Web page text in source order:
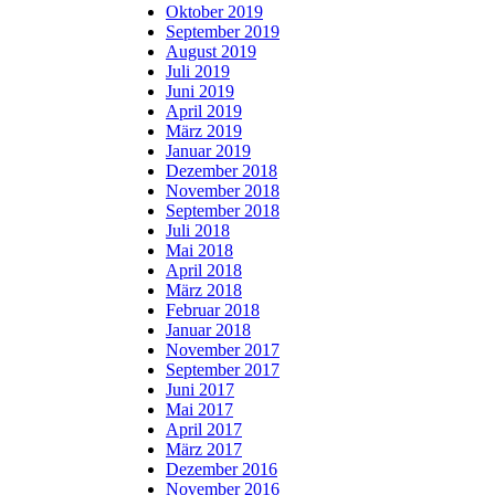
Oktober 2019
September 2019
August 2019
Juli 2019
Juni 2019
April 2019
März 2019
Januar 2019
Dezember 2018
November 2018
September 2018
Juli 2018
Mai 2018
April 2018
März 2018
Februar 2018
Januar 2018
November 2017
September 2017
Juni 2017
Mai 2017
April 2017
März 2017
Dezember 2016
November 2016